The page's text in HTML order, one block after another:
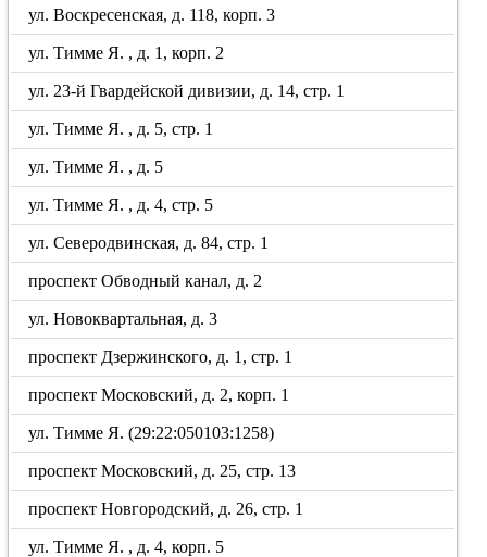
ул. Воскресенская, д. 118, корп. 3
ул. Тимме Я. , д. 1, корп. 2
ул. 23-й Гвардейской дивизии, д. 14, стр. 1
ул. Тимме Я. , д. 5, стр. 1
ул. Тимме Я. , д. 5
ул. Тимме Я. , д. 4, стр. 5
ул. Северодвинская, д. 84, стр. 1
проспект Обводный канал, д. 2
ул. Новоквартальная, д. 3
проспект Дзержинского, д. 1, стр. 1
проспект Московский, д. 2, корп. 1
ул. Тимме Я. (29:22:050103:1258)
проспект Московский, д. 25, стр. 13
проспект Новгородский, д. 26, стр. 1
ул. Тимме Я. , д. 4, корп. 5